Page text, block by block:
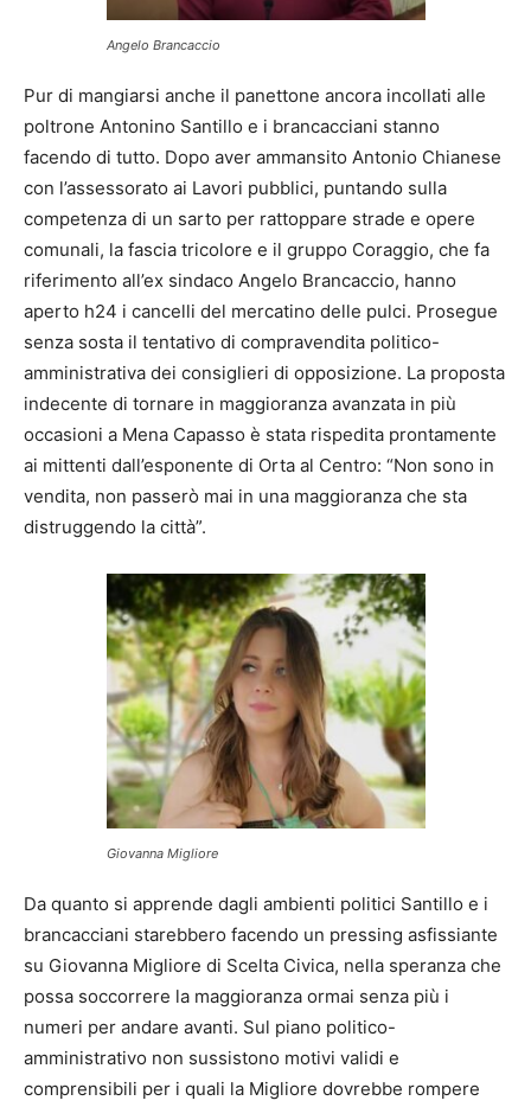
Angelo Brancaccio
Pur di mangiarsi anche il panettone ancora incollati alle
poltrone Antonino Santillo e i brancacciani stanno
facendo di tutto. Dopo aver ammansito Antonio Chianese
con l’assessorato ai Lavori pubblici, puntando sulla
competenza di un sarto per rattoppare strade e opere
comunali, la fascia tricolore e il gruppo Coraggio, che fa
riferimento all’ex sindaco Angelo Brancaccio, hanno
aperto h24 i cancelli del mercatino delle pulci. Prosegue
senza sosta il tentativo di compravendita politico-
amministrativa dei consiglieri di opposizione. La proposta
indecente di tornare in maggioranza avanzata in più
occasioni a Mena Capasso è stata rispedita prontamente
ai mittenti dall’esponente di Orta al Centro: “Non sono in
vendita, non passerò mai in una maggioranza che sta
distruggendo la città”.
Giovanna Migliore
Da quanto si apprende dagli ambienti politici Santillo e i
brancacciani starebbero facendo un pressing asfissiante
su Giovanna Migliore di Scelta Civica, nella speranza che
possa soccorrere la maggioranza ormai senza più i
numeri per andare avanti. Sul piano politico-
amministrativo non sussistono motivi validi e
comprensibili per i quali la Migliore dovrebbe rompere